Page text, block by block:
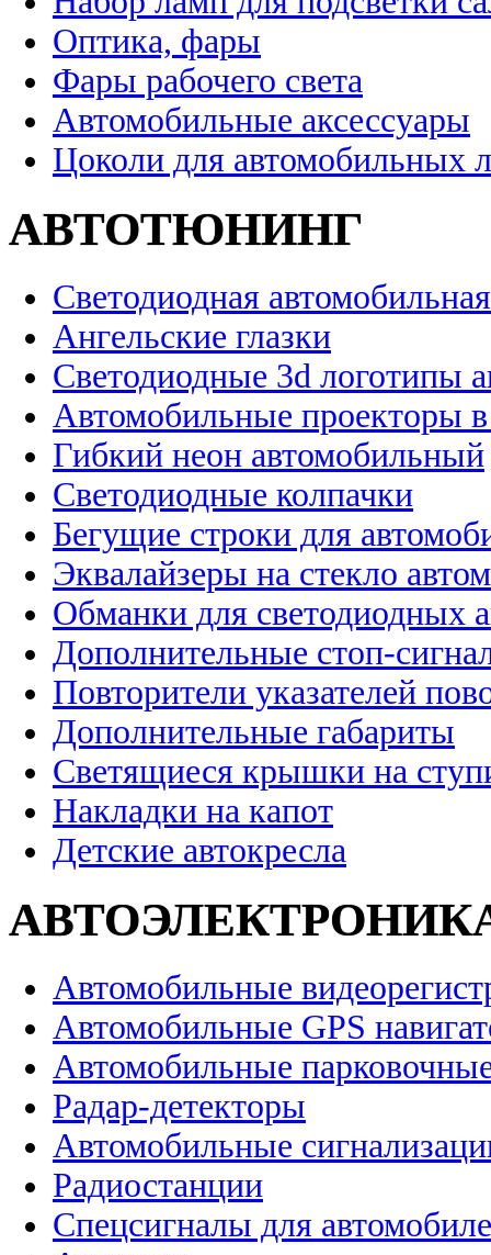
Оптика, фары
Фары рабочего света
Автомобильные аксессуары
Цоколи для автомобильных
АВТОТЮНИНГ
Светодиодная
Ангельские глазки
Светодиодные 3d логотипы
Автомобильные проекторы
Гибкий неон автомобильный
Светодиодные колпачки
Бегущие строки для
Эквалайзеры на стекло
Обманки для светодиодных
Дополнительные стоп-
Повторители указателей
Дополнительные габариты
Светящиеся крышки на
Накладки на капот
Детские автокресла
Автомобильные
Автомобильные GPS
Автомобильные
Радар-детекторы
Автомобильные
Радиостанции
Спецсигналы для